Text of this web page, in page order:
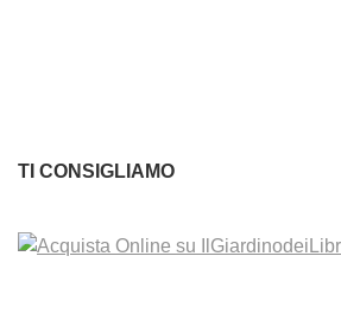
TI CONSIGLIAMO